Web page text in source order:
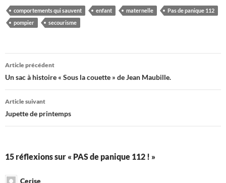
comportements qui sauvent enfant maternelle
Pas de panique 112
pompier
secourisme
Navigation
des
articles
Article précédent
Un sac à histoire « Sous la couette » de Jean Maubille.
Article suivant
Jupette de printemps
15 réflexions sur « PAS de panique 112 ! »
Cerise